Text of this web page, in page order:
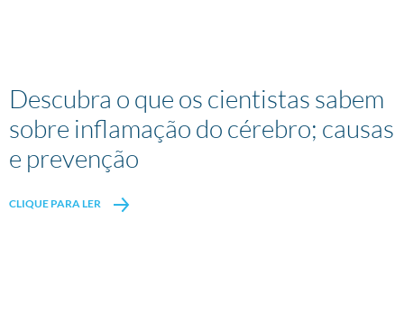
Descubra o que os cientistas sabem
sobre inflamação do cérebro; causas
e prevenção
CLIQUE PARA LER